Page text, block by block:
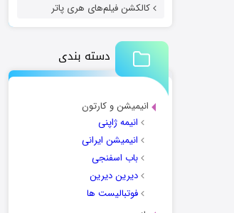
کالکشن فیلم‌های هری پاتر
دسته بندی
انیمیشن و کارتون
انیمه ژاپنی
انیمیشن ایرانی
باب اسفنجی
دیرین دیرین
فوتبالیست ها